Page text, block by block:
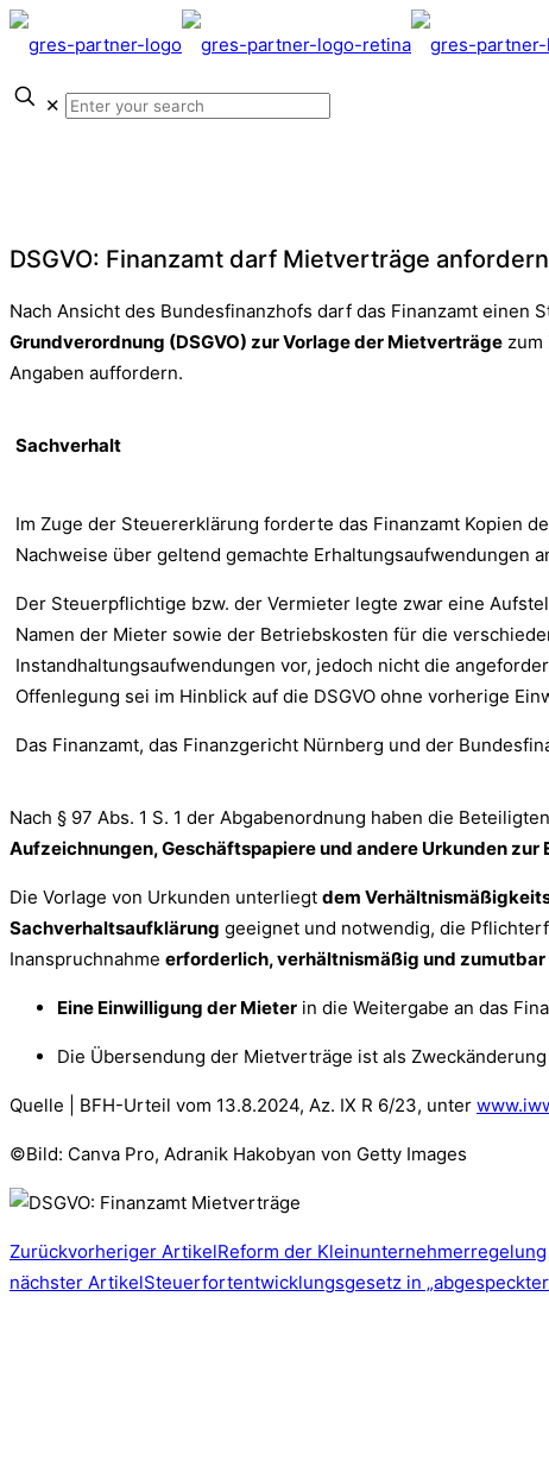
✕
DSGVO: Finanzamt darf Mietverträge anfordern
Nach Ansicht des Bundesfinanzhofs darf das Finanzamt einen
Grundverordnung (DSGVO) zur Vorlage der Mietverträge zum
Angaben auffordern.
Sachverhalt
Im Zuge der Steuererklärung forderte das Finanzamt Kopien
Nachweise über geltend gemachte Erhaltungsaufwendungen
Der Steuerpflichtige bzw. der Vermieter legte zwar eine
Namen der Mieter sowie der Betriebskosten für die
Instandhaltungsaufwendungen vor, jedoch nicht die
Offenlegung sei im Hinblick auf die DSGVO ohne vorherige
Das Finanzamt, das Finanzgericht Nürnberg und der
Nach § 97 Abs. 1 S. 1 der Abgabenordnung haben die
Aufzeichnungen, Geschäftspapiere und andere Urkunden
Die Vorlage von Urkunden unterliegt dem
Sachverhaltsaufklärung geeignet und notwendig, die
Inanspruchnahme erforderlich, verhältnismäßig und zumutbar
Eine Einwilligung der Mieter in die Weitergabe an das
Die Übersendung der Mietverträge ist als Zweckänderung
Quelle | BFH-Urteil vom 13.8.2024, Az. IX R 6/23, unter
©Bild: Canva Pro, Adranik Hakobyan von Getty Images
Zurückvorheriger ArtikelReform der Kleinunternehmerregelung
nächster ArtikelSteuerfortentwicklungsgesetz in